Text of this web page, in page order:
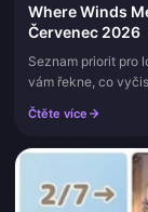
Where Winds
Červenec 2026
Seznam priorit pro
vám řekne, co
neblokuje. Tato
vraťte se sem po
Čtěte více